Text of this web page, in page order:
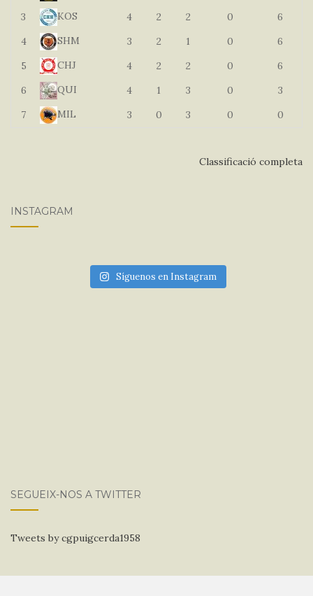
3
KOS 4 2 2 0
6
4
SHM 3 2 1 0
6
5
CHJ 4 2 2 0
6
6
QUI 4 1 3 0
3
7
MIL 3 0 3 0 0
Classificació completa
INSTAGRAM
Síguenos en Instagram
SEGUEIX-NOS A TWITTER
Tweets by cgpuigcerda1958